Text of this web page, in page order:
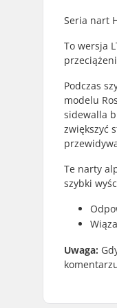
Seria nart
To wersja
Podczas
modelu
sidewalla
zwiększyć
Te narty
szybki
Uwaga: